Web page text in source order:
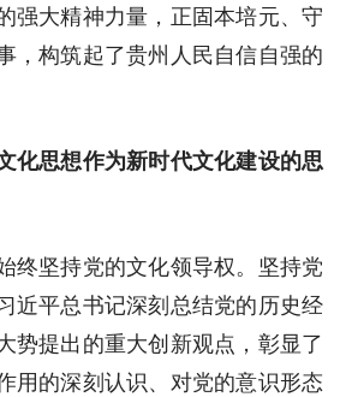
强大精神力量，正固本培元、守
，构筑起了贵州人民自信自强的
化思想作为新时代文化建设的思
终坚持党的文化领导权。坚持党
近平总书记深刻总结党的历史经
势提出的重大创新观点，彰显了
用的深刻认识、对党的意识形态